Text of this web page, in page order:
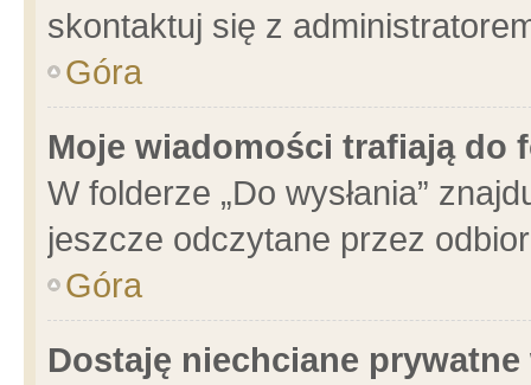
skontaktuj się z
Góra
Moje wiadomości trafiają do
W folderze „Do wysłania”
jeszcze odczytane przez
Góra
Dostaję niechciane